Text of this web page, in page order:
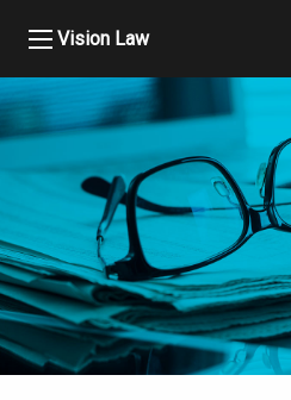
Vision Law